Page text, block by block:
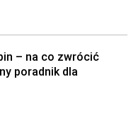
– na co zwrócić
poradnik dla